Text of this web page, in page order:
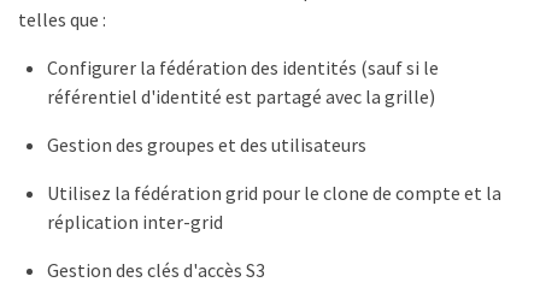
telles que :
Configurer la fédération des identités (sauf si le
référentiel d'identité est partagé avec la grille)
Gestion des groupes et des utilisateurs
Utilisez la fédération grid pour le clone de compte et la
réplication inter-grid
Gestion des clés d'accès S3